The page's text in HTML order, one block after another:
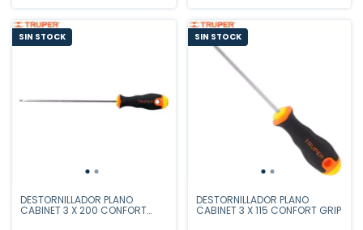
SIN STOCK
DESTORNILLADOR PLANO
CABINET 3 X 200 CONFORT
SIN STOCK
DESTORNILLADOR PLANO
CABINET 3 X 115 CONFORT GRIP